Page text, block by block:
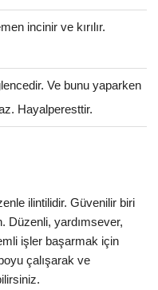
incinir ve kırılır.
Ve bunu yaparken
Hayalperesttir.
ilintilidir. Güvenilir biri
Düzenli, yardımsever,
işler başarmak için
çalışarak ve